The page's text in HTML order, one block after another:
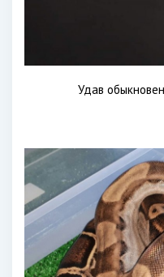
Удав